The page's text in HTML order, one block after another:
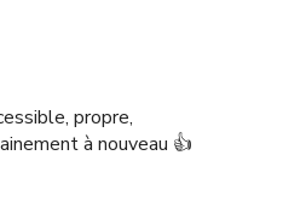
propre,
à nouveau 👍